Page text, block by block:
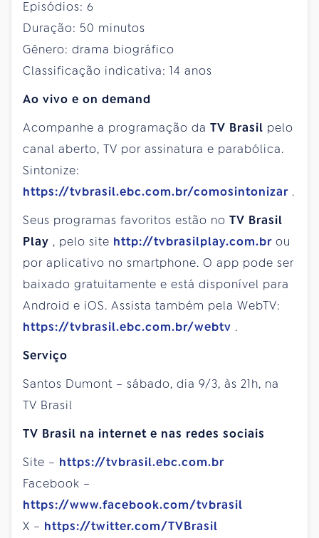
Episódios: 6
Duração: 50 minutos
Gênero: drama biográfico
Classificação indicativa: 14 anos
Ao vivo e on demand
Acompanhe a programação da TV Brasil pelo
canal aberto, TV por assinatura e parabólica.
Sintonize:
https://tvbrasil.ebc.com.br/comosintonizar .
Seus programas favoritos estão no TV Brasil
Play , pelo site http://tvbrasilplay.com.br ou
por aplicativo no smartphone. O app pode ser
baixado gratuitamente e está disponível para
Android e iOS. Assista também pela WebTV:
https://tvbrasil.ebc.com.br/webtv .
Serviço
Santos Dumont – sábado, dia 9/3, às 21h, na
TV Brasil
TV Brasil na internet e nas redes sociais
Site – https://tvbrasil.ebc.com.br
Facebook –
https://www.facebook.com/tvbrasil
X – https://twitter.com/TVBrasil